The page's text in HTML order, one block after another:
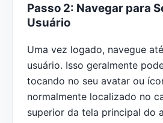
Passo 2: Navegar para
Usuário
Uma vez logado, navegue
usuário. Isso geralmente
tocando no seu avatar ou
normalmente localizado no
superior da tela principal do